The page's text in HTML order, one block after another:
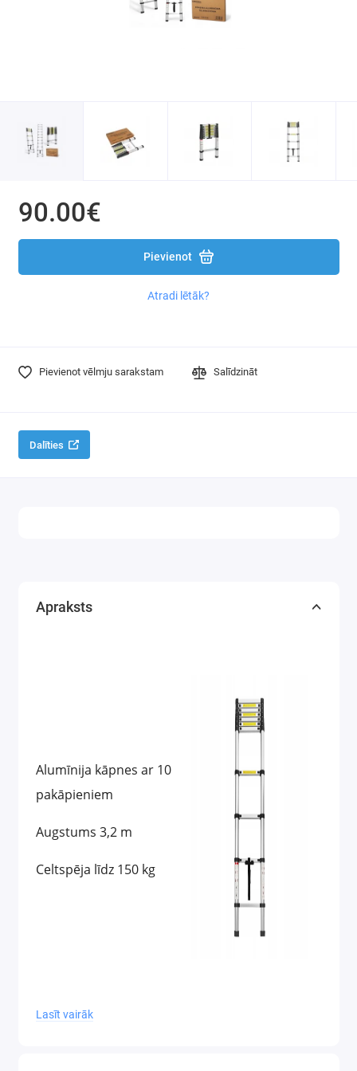
Asfalta un betona zāģi
Betona maisīšanas iekārtas
Lāzera un optiskie līmeņrādi
Piesūcekni paneļiem
90.00€
Pievienot
Atradi lētāk?
Pievienot vēlmju sarakstam Salīdzināt
Dalīties
Apraksts
Alumīnija kāpnes ar 10
pakāpieniem
Augstums 3,2 m
Celtspēja līdz 150 kg
Universālas, vieglas un drošas – Kraft&Dele
Lasīt vairāk